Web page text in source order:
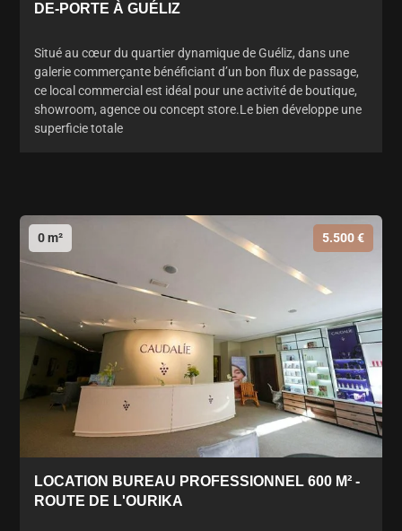
DE-PORTE À GUÉLIZ
Situé au cœur du quartier dynamique de Guéliz, dans une
galerie commerçante bénéficiant d’un bon flux de passage,
ce local commercial est idéal pour une activité de boutique,
showroom, agence ou concept store.Le bien développe une
superficie totale
0 m² 5.500 €
LOCATION BUREAU PROFESSIONNEL 600 M² -
ROUTE DE L'OURIKA